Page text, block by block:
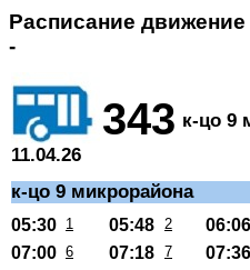
Расписание
-
343 к-цо 9
11.04.26
к-цо 9 микрорайона
05:30 1 05:48 2 06:06
07:00 6 07:18 7 07:36